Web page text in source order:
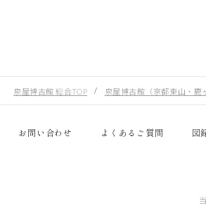
泉屋博古館 総合TOP 泉屋博古館（京都東山・鹿
お問い合わせ よくあるご質問 図